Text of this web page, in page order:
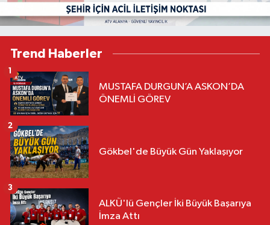
Trend Haberler
MUSTAFA DURGUN’A ASKON’DA
ÖNEMLİ GÖREV
1
Gökbel'de Büyük Gün Yaklaşıyor
2
ALKÜ'lü Gençler İki Büyük Başarıya
İmza Attı
3